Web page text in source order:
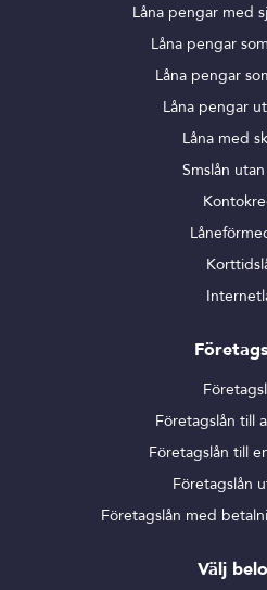
Låna pengar med
Låna pengar
Låna pengar
Låna pengar
Låna med
Smslån
Företagslån till
Företagslån till
Företagslån
Företagslån med
Välj